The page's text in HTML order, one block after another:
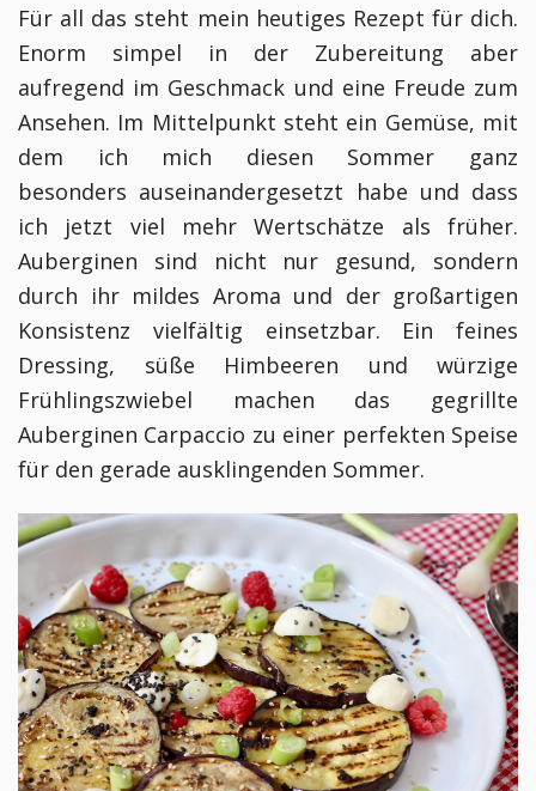
Für all das steht mein heutiges Rezept für dich.
Enorm simpel in der Zubereitung aber
aufregend im Geschmack und eine Freude zum
Ansehen. Im Mittelpunkt steht ein Gemüse, mit
dem ich mich diesen Sommer ganz
besonders auseinandergesetzt habe und dass
ich jetzt viel mehr Wertschätze als früher.
Auberginen sind nicht nur gesund, sondern
durch ihr mildes Aroma und der großartigen
Konsistenz vielfältig einsetzbar. Ein feines
Dressing, süße Himbeeren und würzige
Frühlingszwiebel machen das gegrillte
Auberginen Carpaccio zu einer perfekten Speise
für den gerade ausklingenden Sommer.